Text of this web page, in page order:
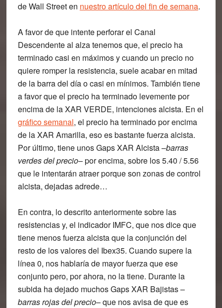
de Wall Street en nuestro artículo del fin de semana.
A favorde que intente perforar el Canal
Descendente al alza tenemos que, el precio ha
terminado casi en máximos y cuando un precio no
quiere romper la resistencia, suele acabar en mitad
de la barra del día o casi en mínimos. También tiene
a favor que el precio ha terminado levemente por
encima de la XAR VERDE, intenciones alcista. En el
gráfico semanal, el precio ha terminado por encima
de la XAR Amarilla, eso es bastante fuerza alcista.
Por último, tiene unos Gaps XAR Alcista –barras
verdes del precio– por encima, sobre los 5.40 / 5.56
que le intentarán atraer porque son zonas de control
alcista, dejadas adrede…
En contra, lo descrito anteriormente sobre las
resistencias y, el indicador IMFC, que nos dice que
tiene menos fuerza alcista que la conjunción del
resto de los valores del Ibex35. Cuando supere la
línea 0, nos hablaría de mayor fuerza que ese
conjunto pero, por ahora, no la tiene. Durante la
subida ha dejado muchos Gaps XAR Bajistas –
barras rojas del precio– que nos avisa de que es